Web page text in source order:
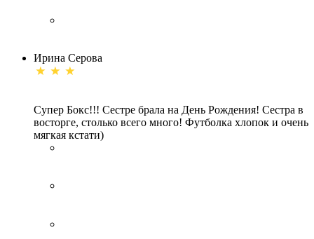
Ирина Серова
Супер Бокс!!! Сестре брала на День Рождения! Сестра в
восторге, столько всего много! Футболка хлопок и очень
мягкая кстати)